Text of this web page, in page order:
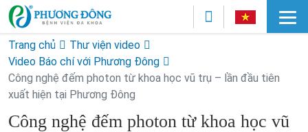
Trang chủ
Thư viện video
Video Báo chí với Phương Đông
Công nghệ đếm photon từ khoa học vũ trụ – lần đầu tiên
xuất hiện tại Phương Đông
Công nghệ đếm photon từ khoa học vũ